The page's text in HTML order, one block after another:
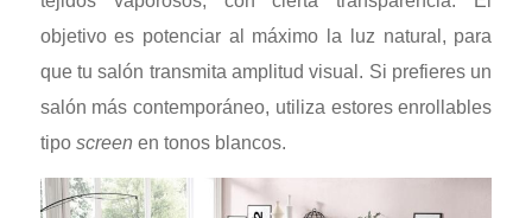
objetivo es potenciar al máximo la luz natural, para
que tu salón transmita amplitud visual. Si prefieres un
salón más contemporáneo, utiliza estores enrollables
tipo screen en tonos blancos.